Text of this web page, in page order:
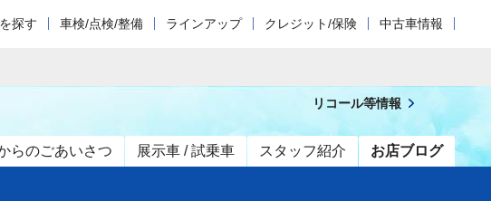
探す 車検/点検/整備 ラインアップ クレジット/保険 中古車情報
らのごあいさつ 展示車 / 試乗車 スタッフ紹介 お店ブログ
リコール等情報